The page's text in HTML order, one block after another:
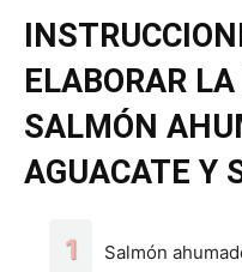
ELABORAR
SALMÓN
AGUACATE Y
Salmón